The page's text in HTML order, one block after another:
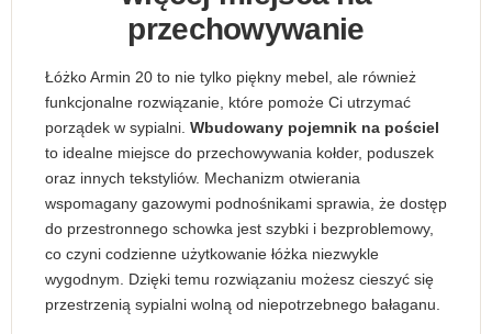
przechowywanie
Łóżko Armin 20 to nie tylko piękny mebel, ale również
funkcjonalne rozwiązanie, które pomoże Ci utrzymać
porządek w sypialni. Wbudowany pojemnik na pościel
to idealne miejsce do przechowywania kołder, poduszek
oraz innych tekstyliów. Mechanizm otwierania
wspomagany gazowymi podnośnikami sprawia, że dostęp
do przestronnego schowka jest szybki i bezproblemowy,
co czyni codzienne użytkowanie łóżka niezwykle
wygodnym. Dzięki temu rozwiązaniu możesz cieszyć się
przestrzenią sypialni wolną od niepotrzebnego bałaganu.